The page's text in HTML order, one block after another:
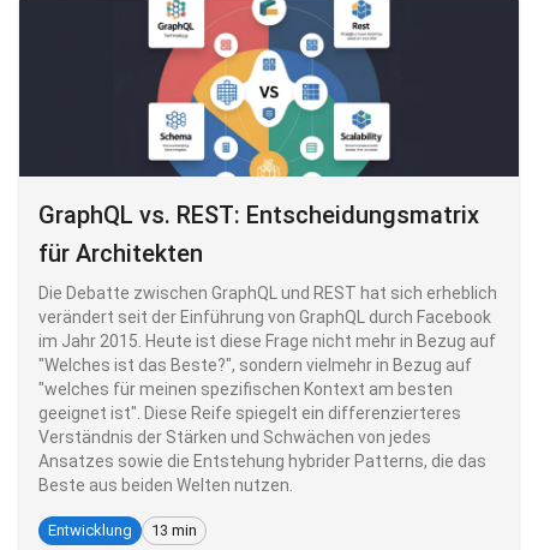
GraphQL vs. REST: Entscheidungsmatrix
für Architekten
Die Debatte zwischen GraphQL und REST hat sich erheblich
verändert seit der Einführung von GraphQL durch Facebook
im Jahr 2015. Heute ist diese Frage nicht mehr in Bezug auf
"Welches ist das Beste?", sondern vielmehr in Bezug auf
"welches für meinen spezifischen Kontext am besten
geeignet ist". Diese Reife spiegelt ein differenzierteres
Verständnis der Stärken und Schwächen von jedes
Ansatzes sowie die Entstehung hybrider Patterns, die das
Beste aus beiden Welten nutzen.
Entwicklung 13 min